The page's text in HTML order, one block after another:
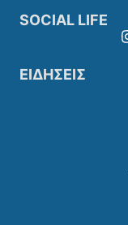
SOCIAL LIFE
ΕΙΔΗΣΕΙΣ